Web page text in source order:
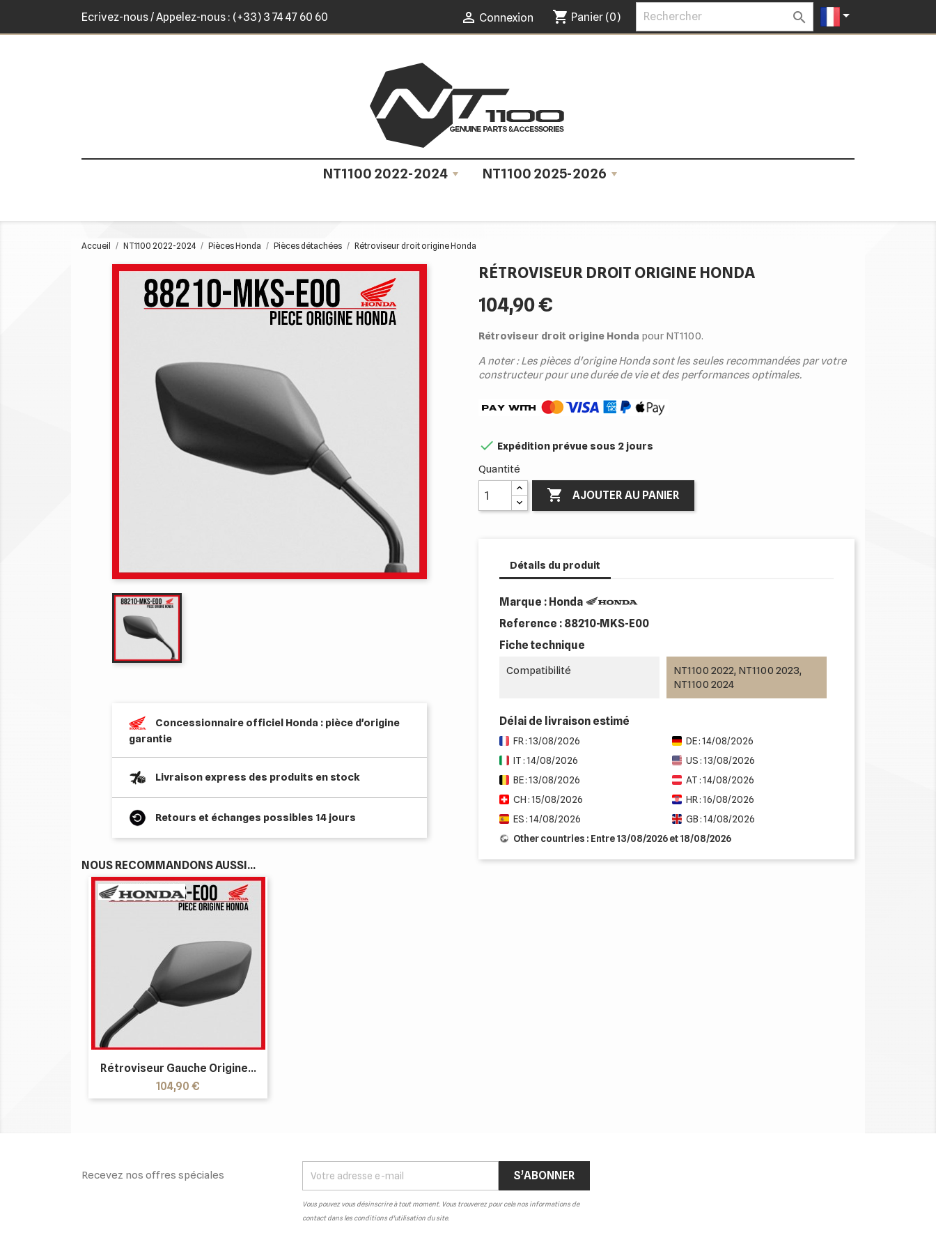
Ecrivez-nous/ Appelez-nous : (+33) 3 74 47 60 60  Connexion shopping_cart Panier (0)  
NT1100 2022-2024 NT1100 2025-2026
Accueil NT1100 2022-2024 Pièces Honda Pièces détachées Rétroviseur droit origine Honda
Concessionnaire officiel Honda : pièce d'origine
garantie
Livraison express des produits en stock
Retours et échanges possibles 14 jours
RÉTROVISEUR DROIT ORIGINE HONDA
104,90 €
Rétroviseur droit origine Honda pour NT1100.
A noter : Les pièces d'origine Honda sont les seules recommandées par votre
constructeur pour une durée de vie et des performances optimales.
 Expédition prévue sous 2 jours
Quantité
 AJOUTER AU PANIER
Détails du produit
Marque : Honda
Reference : 88210-MKS-E00
Fiche technique
Compatibilité
NT1100 2022, NT1100 2023,
NT1100 2024
Délai de livraison estimé
FR : 13/08/2026
DE : 14/08/2026
IT : 14/08/2026
US : 13/08/2026
BE : 13/08/2026
AT : 14/08/2026
CH : 15/08/2026
HR : 16/08/2026
ES : 14/08/2026
GB : 14/08/2026
Other countries : Entre 13/08/2026 et 18/08/2026
NOUS RECOMMANDONS AUSSI...
Rétroviseur Gauche Origine...
Prix
104,90 €
Recevez nos offres spéciales
Vous pouvez vous désinscrire à tout moment. Vous trouverez pour cela nos informations de
contact dans les conditions d'utilisation du site.